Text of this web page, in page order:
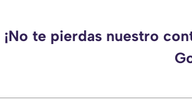
¡No te pierdas nuestro